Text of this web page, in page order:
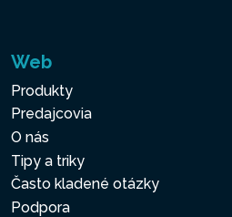
Web
Produkty
Predajcovia
O nás
Tipy a triky
Často kladené otázky
Podpora